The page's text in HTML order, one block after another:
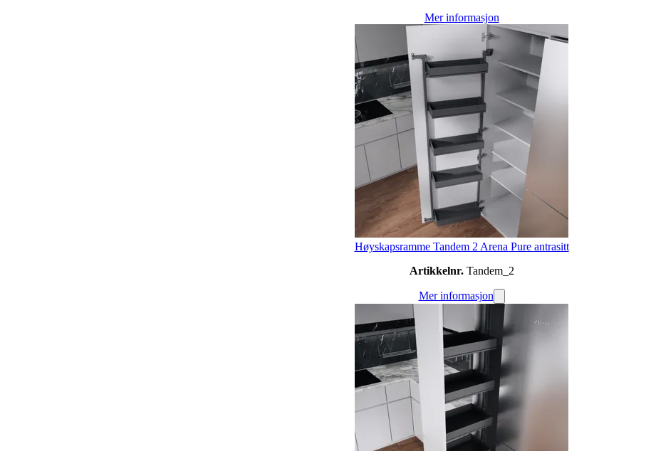
Mer informasjon
Høyskapsramme Tandem 2 Arena Pure antrasitt
Artikkelnr.Tandem_2
Mer informasjon